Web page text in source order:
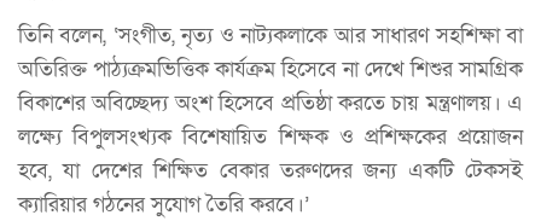
তিনি বলেন, ‘সংগীত, নৃত্য ও নাট্যকলাকে আর সাধারণ সহশিক্ষা বা
অতিরিক্ত পাঠ্যক্রমভিত্তিক কার্যক্রম হিসেবে না দেখে শিশুর সামগ্রিক
বিকাশের অবিচ্ছেদ্য অংশ হিসেবে প্রতিষ্ঠা করতে চায় মন্ত্রণালয়। এ
লক্ষ্যে বিপুলসংখ্যক বিশেষায়িত শিক্ষক ও প্রশিক্ষকের প্রয়োজন
হবে, যা দেশের শিক্ষিত বেকার তরুণদের জন্য একটি টেকসই
ক্যারিয়ার গঠনের সুযোগ তৈরি করবে।’